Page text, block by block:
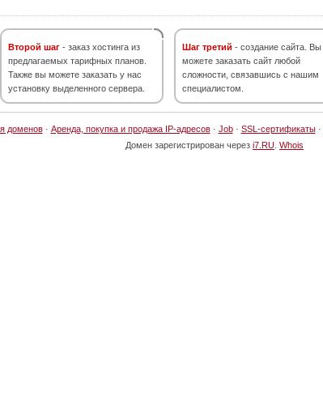
Второй шаг - заказ хостинга из
предлагаемых тарифных планов.
Также вы можете заказать у нас
установку выделенного сервера.
Шаг третий - создание сайта. Вы
можете заказать сайт любой
сложности, связавшись с нашим
специалистом.
доменов· Аренда, покупка и продажа IP-адресов· Job· SSL-сертификаты·
Домен зарегистрирован через i7.RU Whois